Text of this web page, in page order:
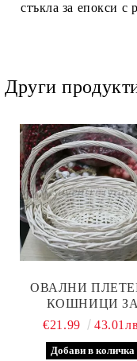
стъкла за епокси с
ОВАЛНИ
КОШНИЦИ ЗА
ПОДАРЪЦИ ИЛИ
€21.99